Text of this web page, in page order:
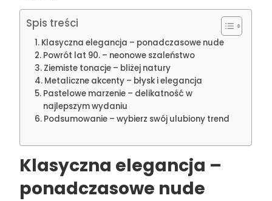
Spis treści
Klasyczna elegancja – ponadczasowe nude
Powrót lat 90. – neonowe szaleństwo
Ziemiste tonacje – bliżej natury
Metaliczne akcenty – błysk i elegancja
Pastelowe marzenie – delikatność w
najlepszym wydaniu
Podsumowanie – wybierz swój ulubiony trend
Klasyczna elegancja –
ponadczasowe nude